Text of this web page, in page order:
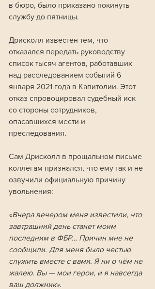
в бюро, было приказано покинуть
службу до пятницы.
Дрисколл известен тем, что
отказался передать руководству
список тысяч агентов, работавших
над расследованием событий 6
января 2021 года в Капитолии. Этот
отказ спровоцировал судебный иск
со стороны сотрудников,
опасавшихся мести и
преследования.
Сам Дрисколл в прощальном письме
коллегам признался, что ему так и не
озвучили официальную причину
увольнения:
«Вчера вечером меня известили, что
завтрашний день станет моим
последним в ФБР… Причин мне не
сообщили. Для меня было честью
служить вместе с вами. Я ни о чём не
жалею. Вы — мои герои, и я навсегда
ваш должник».